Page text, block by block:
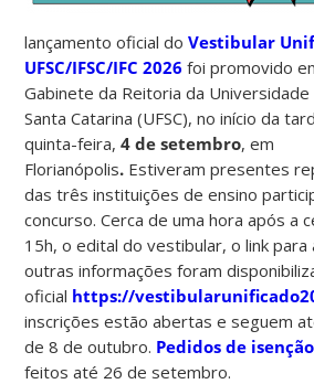
lançamento oficial doVestibular
UFSC/IFSC/IFC 2026 foi promovido
Gabinete da Reitoria da
Santa Catarina (UFSC), no início da
quinta-feira,4 de setembro, em
Florianópolis. Estiveram presentes
das três instituições de ensino
concurso. Cerca de uma hora após a
15h, o edital do vestibular, o link para
outras informações foram
oficial https://
inscrições estão abertas e seguem
de 8 de outubro. Pedidos de isenção
feitos até 26 de setembro.